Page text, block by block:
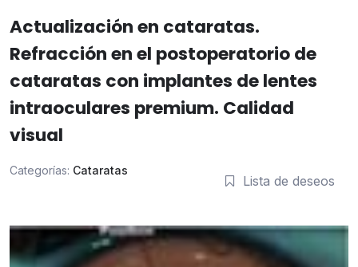
Actualización en cataratas.
Refracción en el postoperatorio de
cataratas con implantes de lentes
intraoculares premium. Calidad
visual
Categorías: Cataratas
Lista de deseos